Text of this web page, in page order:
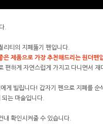
.
티의 지폐뚫기 펜입니다.
은 제품으로 가장 추천해드리는 원더펜
편하게 자연스럽게 가지고 다니면서 재
게 빌립니다! 갑자기 펜으로 지폐를
는 마술입니다.
내 확인시켜줄 수 있습니다.